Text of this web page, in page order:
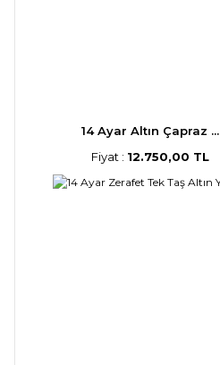
14 Ayar Altın Çapraz ...
Fiyat : 12.750,00 TL